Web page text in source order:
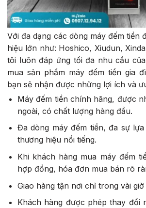
Với đa dạng các dòng máy đếm tiền
hiệu lớn như: Hoshico, Xiudun,
tôi luôn đáp ứng tối đa nhu cầu
mua sản phẩm máy đếm tiền gia
bạn sẽ nhận được những lợi ích và
Máy đếm tiền chính hãng, được
ngoài, có chất lượng hàng đầu.
Đa dòng máy đếm tiền, đa sự
thương hiệu nổi tiếng.
Khi khách hàng mua máy đếm
hợp đồng, hóa đơn mua bán rõ
Giao hàng tận nơi chỉ trong vài
Khách hàng được phép thay đổi